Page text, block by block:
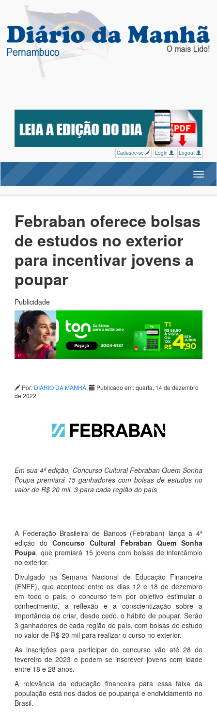
Cadastre-se Login Logout
Febraban oferece bolsas
de estudos no exterior
para incentivar jovens a
poupar
Publicidade
Por: DIÁRIO DA MANHÃ,
Publicado em: quarta, 14 de dezembro
de 2022
Em sua 4ª edição, Concurso Cultural Febraban Quem Sonha
Poupa premiará 15 ganhadores com bolsas de estudos no
valor de R$ 20 mil, 3 para cada região do país
A Federação Brasileira de Bancos (Febraban) lança a 4ª
edição do Concurso Cultural Febraban Quem Sonha
Poupa, que premiará 15 jovens com bolsas de intercâmbio
no exterior.
Divulgado na Semana Nacional de Educação Financeira
(ENEF), que acontece entre os dias 12 e 18 de dezembro
em todo o país, o concurso tem por objetivo estimular o
conhecimento, a reflexão e a conscientização sobre a
importância de criar, desde cedo, o hábito de poupar. Serão
3 ganhadores de cada região do país, com bolsas de estudo
no valor de R$ 20 mil para realizar o curso no exterior.
As inscrições para participar do concurso vão até 28 de
fevereiro de 2023 e podem se inscrever jovens com idade
entre 18 e 28 anos.
A relevância da educação financeira para essa faixa da
população está nos dados de poupança e endividamento no
Brasil.